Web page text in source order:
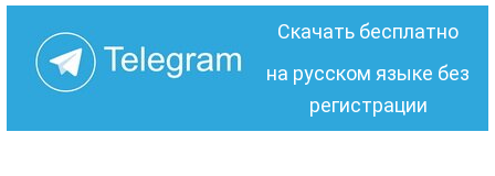
Скачать бесплатно
на русском языке без
регистрации